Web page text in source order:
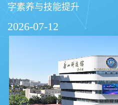
字素养与技能提升
2026-07-12